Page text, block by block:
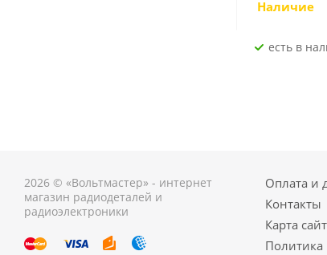
Наличие
Есть в
2026 © «Вольтмастер» - интернет
магазин радиодеталей и
радиоэлектроники
Оплата и
Контакты
Карта
Политика